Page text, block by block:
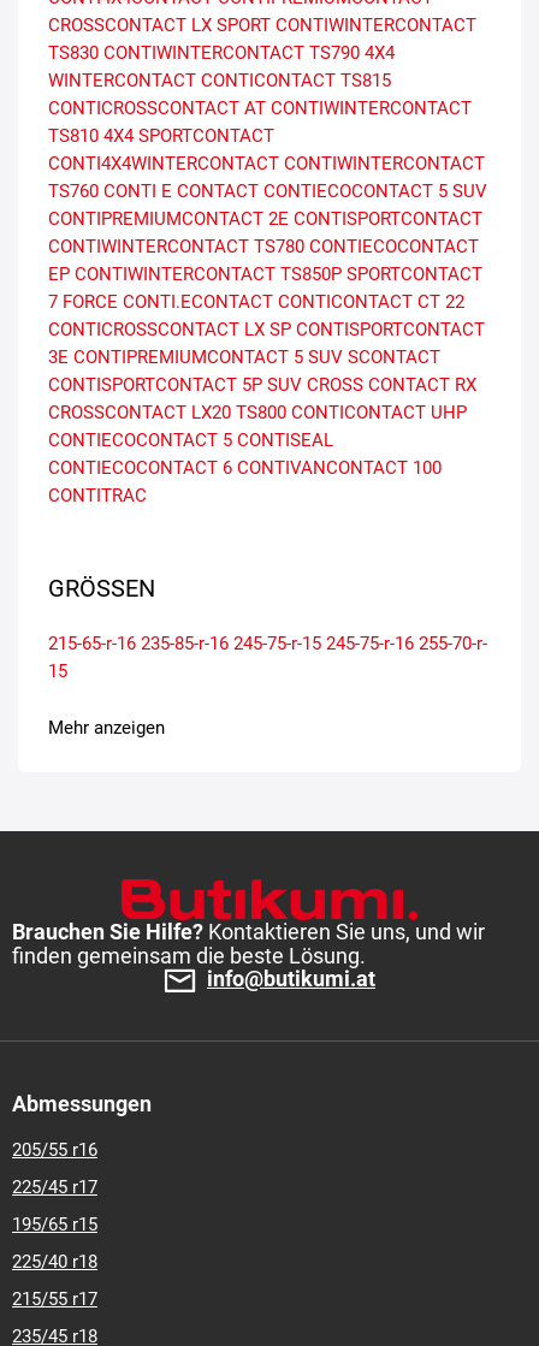
CROSSCONTACT LX SPORT CONTIWINTERCONTACT
TS830 CONTIWINTERCONTACT TS790 4X4
WINTERCONTACT CONTICONTACT TS815
CONTICROSSCONTACT AT CONTIWINTERCONTACT
TS810 4X4 SPORTCONTACT
CONTI4X4WINTERCONTACT CONTIWINTERCONTACT
TS760 CONTI E CONTACT CONTIECOCONTACT 5 SUV
CONTIPREMIUMCONTACT 2E CONTISPORTCONTACT
CONTIWINTERCONTACT TS780 CONTIECOCONTACT
EP CONTIWINTERCONTACT TS850P SPORTCONTACT
7 FORCE CONTI.ECONTACT CONTICONTACT CT 22
CONTICROSSCONTACT LX SP CONTISPORTCONTACT
3E CONTIPREMIUMCONTACT 5 SUV SCONTACT
CONTISPORTCONTACT 5P SUV CROSS CONTACT RX
CROSSCONTACT LX20 TS800 CONTICONTACT UHP
CONTIECOCONTACT 5 CONTISEAL
CONTIECOCONTACT 6 CONTIVANCONTACT 100
CONTITRAC
GRÖSSEN
215-65-r-16 235-85-r-16 245-75-r-15 245-75-r-16 255-70-r-
15
Mehr anzeigen
Brauchen Sie Hilfe? Kontaktieren Sie uns, und wir
finden gemeinsam die beste Lösung.
info@butikumi.at
Abmessungen
205/55 r16
225/45 r17
195/65 r15
225/40 r18
215/55 r17
235/45 r18